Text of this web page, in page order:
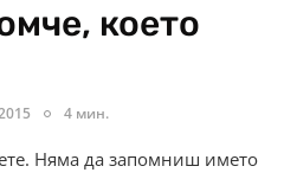
което
4 мин.
Няма да запомниш името